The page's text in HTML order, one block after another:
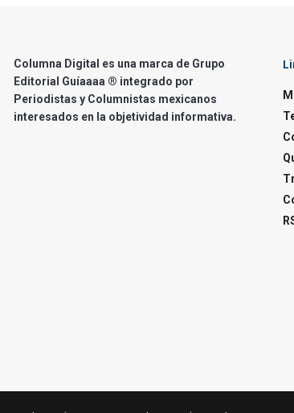
Columna Digital es una marca de Grupo
Editorial Guíaaaa ® integrado por
Periodistas y Columnistas mexicanos
interesados en la objetividad informativa.